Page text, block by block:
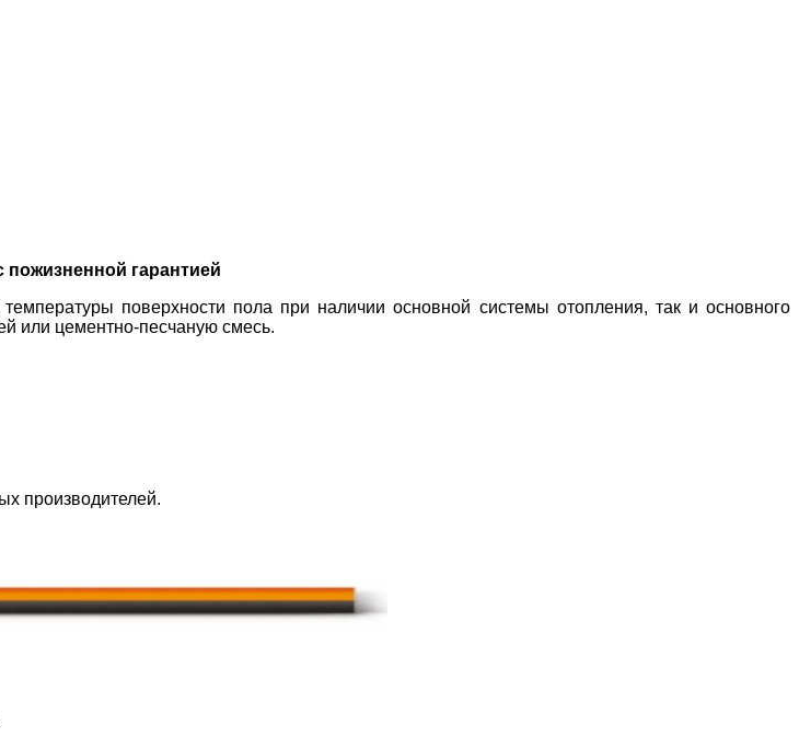
пожизненной гарантией
поверхности пола при наличии основной системы отопления, так и основного
или цементно-песчаную смесь.
производителей.